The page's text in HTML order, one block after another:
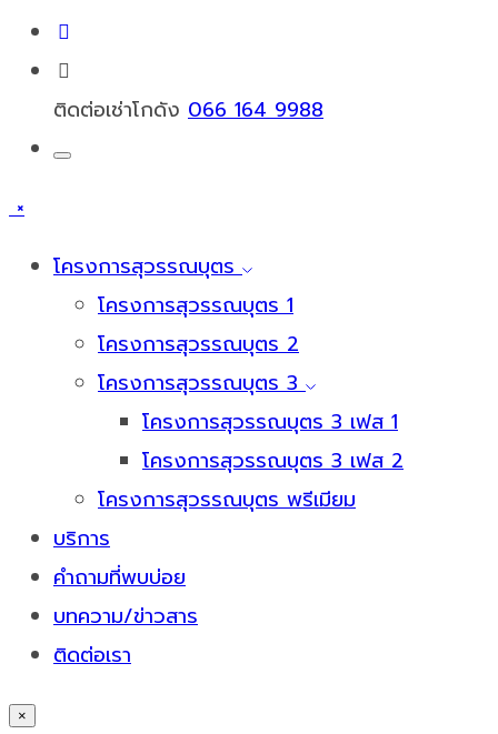
ติดต่อเช่าโกดัง 066 164 9988
×
โครงการสุวรรณบุตร
โครงการสุวรรณบุตร 1
โครงการสุวรรณบุตร 2
โครงการสุวรรณบุตร 3
โครงการสุวรรณบุตร 3 เฟส 1
โครงการสุวรรณบุตร 3 เฟส 2
โครงการสุวรรณบุตร พรีเมียม
บริการ
คำถามที่พบบ่อย
บทความ/ข่าวสาร
ติดต่อเรา
×